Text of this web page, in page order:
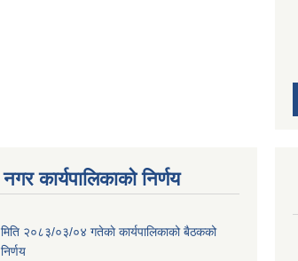
नगर कार्यपालिकाको निर्णय
मिति २०८३/०३/०४ गतेकाे कार्यपालिकाको बैठकको
निर्णय